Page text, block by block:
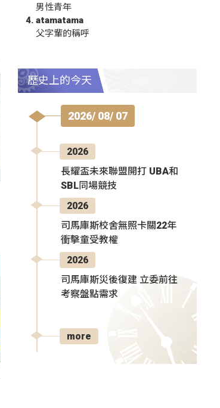
男性青年
atamatama
父字輩的稱呼
歷史上的今天
2026/ 08/ 07
2026
長耀盃未來聯盟開打 UBA和
SBL同場競技
2026
司馬庫斯校舍無照卡關22年
衝擊童受教權
2026
司馬庫斯災後復建 立委前往
考察盤點需求
more